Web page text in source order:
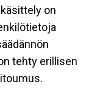
on
tehty erillisen